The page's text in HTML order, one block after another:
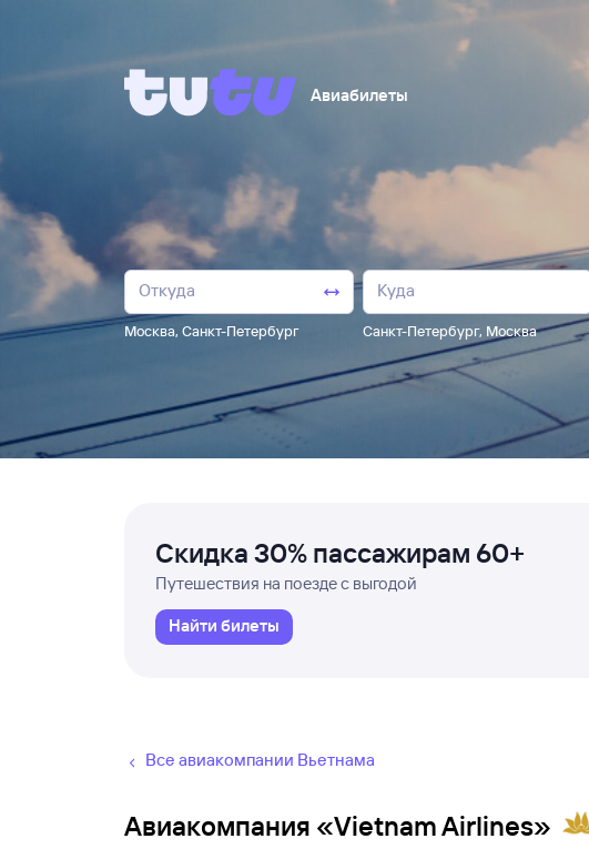
Авиабилеты
Москва, Санкт-Петербург Санкт-Петербург, Москва
Скидка 30% пассажирам 60+
Путешествия на поезде с выгодой
Найти билеты
Все авиакомпании Вьетнама
Авиакомпания «Vietnam Airlines»